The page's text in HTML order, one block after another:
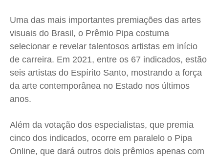
Saúde
Cidades
Direitos
Economia
Cultura
Colunas
Caetano Roque
Gustavo Bastos
Jr Mignone (in memorian)
Saúde
Cidades
Direitos
Economia
Cultura
Colunas
Caetano Roque
Gustavo Bastos
Jr Mignone (in memorian)
Saúde
Cidades
Direitos
Economia
Cultura
Colunas
Caetano Roque
Gustavo Bastos
Jr Mignone (in memorian)
Saúde
Cidades
Direitos
Economia
Cultura
Colunas
Caetano Roque
Gustavo Bastos
Jr Mignone (in memorian)
Uma das mais importantes premiações das artes
visuais do Brasil, o Prêmio Pipa costuma
selecionar e revelar talentosos artistas em início
de carreira. Em 2021, entre os 67 indicados, estão
seis artistas do Espírito Santo, mostrando a força
da arte contemporânea no Estado nos últimos
anos.
Além da votação dos especialistas, que premia
cinco dos indicados, ocorre em paralelo o Pipa
Online, que dará outros dois prêmios apenas com